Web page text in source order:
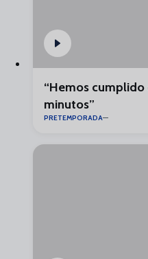
“Hemos
minutos”
PRETEMPORADA